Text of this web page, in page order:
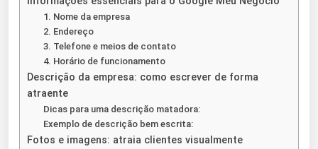
1. Nome da empresa
2. Endereço
3. Telefone e meios de contato
4. Horário de funcionamento
Descrição da empresa: como escrever de forma
atraente
Dicas para uma descrição matadora:
Exemplo de descrição bem escrita:
Fotos e imagens: atraia clientes visualmente